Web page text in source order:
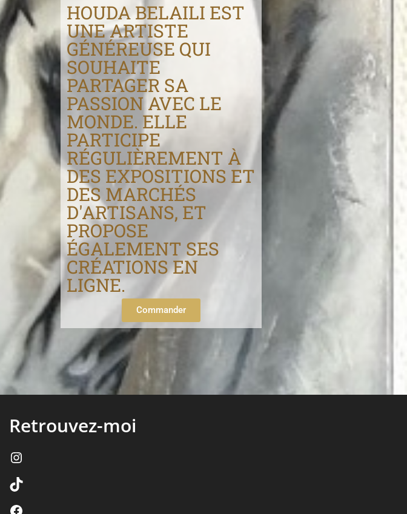
HOUDA BELAILI EST
UNE ARTISTE
GÉNÉREUSE QUI
SOUHAITE
PARTAGER SA
PASSION AVEC LE
MONDE. ELLE
PARTICIPE
RÉGULIÈREMENT À
DES EXPOSITIONS ET
DES MARCHÉS
D'ARTISANS, ET
PROPOSE
ÉGALEMENT SES
CRÉATIONS EN
LIGNE.
Commander
Retrouvez-moi